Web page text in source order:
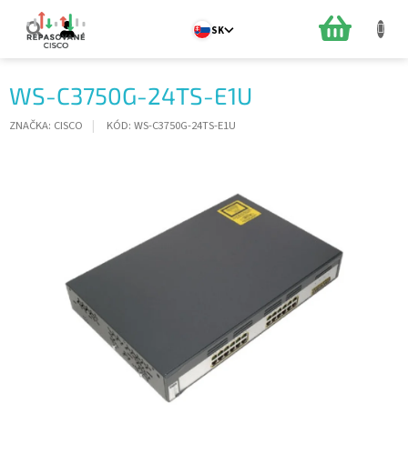
obsah
SK
WS-C3750G-24TS-E1U
ZNAČKA: CISCO KÓD: WS-C3750G-24TS-E1U